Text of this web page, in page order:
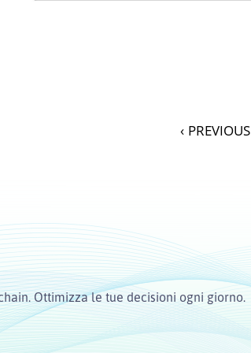
‹ PREVIOUS
Ottimizza le tue decisioni ogni giorno.